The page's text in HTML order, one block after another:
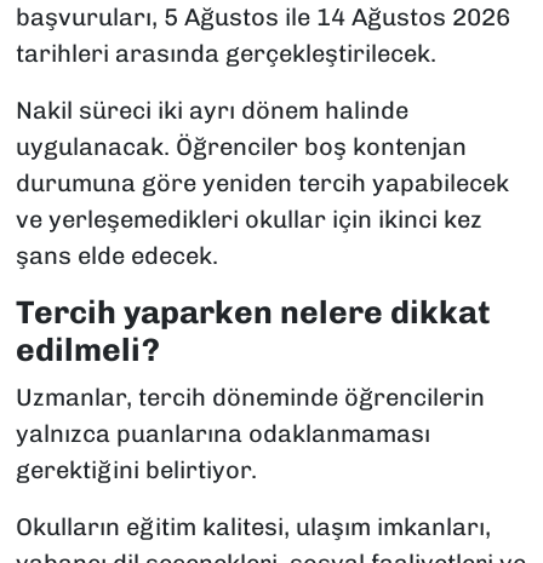
başvuruları, 5 Ağustos ile 14 Ağustos 2026
tarihleri arasında gerçekleştirilecek.
Nakil süreci iki ayrı dönem halinde
uygulanacak. Öğrenciler boş kontenjan
durumuna göre yeniden tercih yapabilecek
ve yerleşemedikleri okullar için ikinci kez
şans elde edecek.
Tercih yaparken nelere dikkat
edilmeli?
Uzmanlar, tercih döneminde öğrencilerin
yalnızca puanlarına odaklanmaması
gerektiğini belirtiyor.
Okulların eğitim kalitesi, ulaşım imkanları,